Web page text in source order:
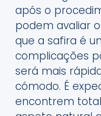
após o
podem avaliar
que a safira é
complicações
será mais
cómodo. É
encontrem